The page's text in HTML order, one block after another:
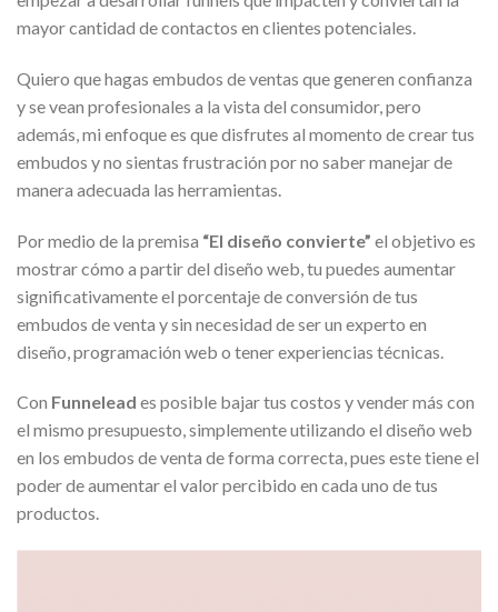
mayor cantidad de contactos en clientes potenciales.
Quiero que hagas embudos de ventas que generen confianza
y se vean profesionales a la vista del consumidor, pero
además, mi enfoque es que disfrutes al momento de crear tus
embudos y no sientas frustración por no saber manejar de
manera adecuada las herramientas.
Por medio de la premisa “El diseño convierte” el objetivo es
mostrar cómo a partir del diseño web, tu puedes aumentar
significativamente el porcentaje de conversión de tus
embudos de venta y sin necesidad de ser un experto en
diseño, programación web o tener experiencias técnicas.
Con Funnelead es posible bajar tus costos y vender más con
el mismo presupuesto, simplemente utilizando el diseño web
en los embudos de venta de forma correcta, pues este tiene el
poder de aumentar el valor percibido en cada uno de tus
productos.